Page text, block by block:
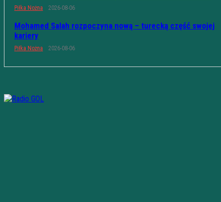
Piłka Nożna 2026-08-06
Mohamed Salah rozpoczyna nową – turecką część swojej
kariery
Piłka Nożna 2026-08-06